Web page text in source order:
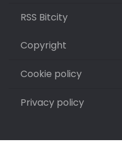
RSS Bitcity
Copyright
Cookie policy
Privacy policy